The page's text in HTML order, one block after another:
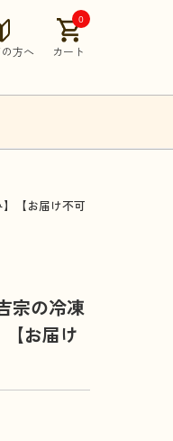
方へ
0
カート
【お届け不可
宗の冷凍
お届け